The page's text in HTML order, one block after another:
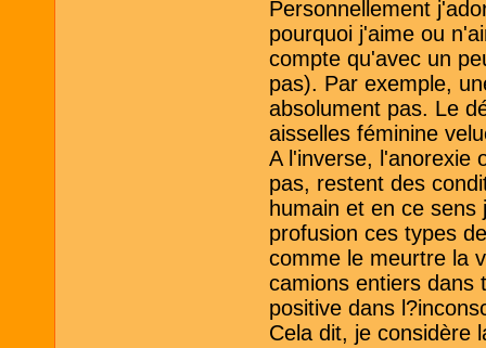
Personnellement
pourquoi j'aime ou
compte qu'avec un
pas). Par exemple,
absolument pas. Le
aisselles féminine
A l'inverse, l'anorexie
pas, restent des
humain et en ce
profusion ces types
comme le meurtre la
camions entiers dans
positive dans
Cela dit, je considère